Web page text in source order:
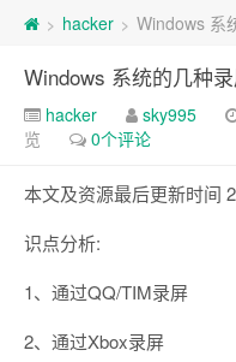
> hacker > Windows 系
Windows 系统的几种
hacker sky995
览
0个评论
本文及资源最后更新时间
识点分析:
1、通过QQ/TIM录屏
2、通过Xbox录屏